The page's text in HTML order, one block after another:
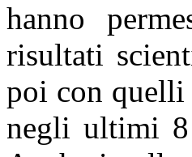
hanno
risultati
poi con quelli
negli ultimi 8